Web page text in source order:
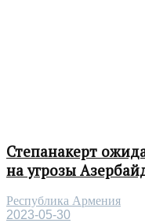
Степанакерт
на угрозы
Республика Армения
2023-05-30